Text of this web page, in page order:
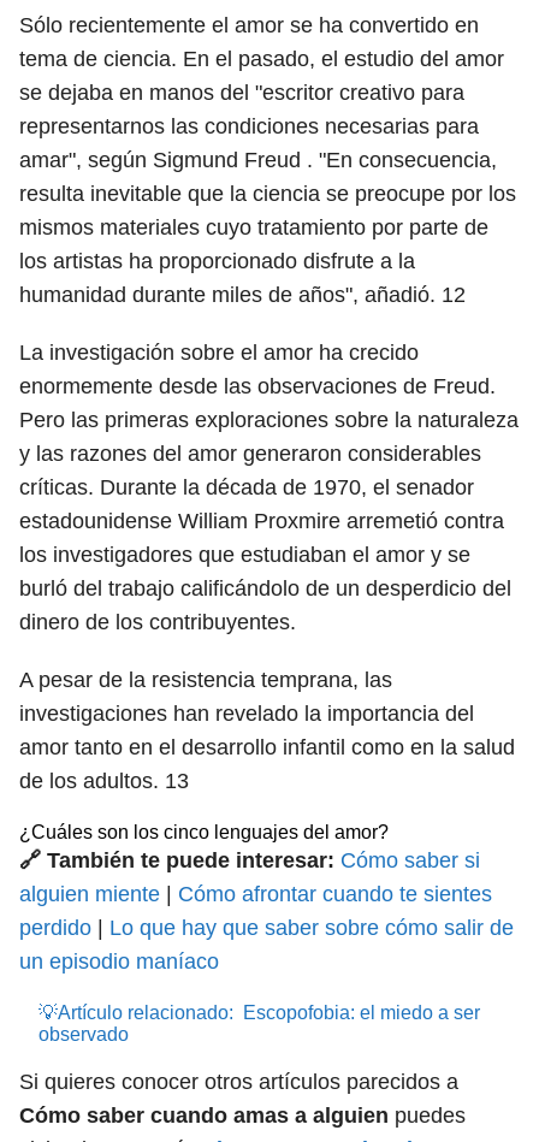
Sólo recientemente el amor se ha convertido en
tema de ciencia. En el pasado, el estudio del amor
se dejaba en manos del "escritor creativo para
representarnos las condiciones necesarias para
amar", según Sigmund Freud . "En consecuencia,
resulta inevitable que la ciencia se preocupe por los
mismos materiales cuyo tratamiento por parte de
los artistas ha proporcionado disfrute a la
humanidad durante miles de años", añadió. 12
La investigación sobre el amor ha crecido
enormemente desde las observaciones de Freud.
Pero las primeras exploraciones sobre la naturaleza
y las razones del amor generaron considerables
críticas. Durante la década de 1970, el senador
estadounidense William Proxmire arremetió contra
los investigadores que estudiaban el amor y se
burló del trabajo calificándolo de un desperdicio del
dinero de los contribuyentes.
A pesar de la resistencia temprana, las
investigaciones han revelado la importancia del
amor tanto en el desarrollo infantil como en la salud
de los adultos. 13
¿Cuáles son los cinco lenguajes del amor?
🔗 También te puede interesar: Cómo saber si
alguien miente
Cómo afrontar cuando te sientes
perdido
Lo que hay que saber sobre cómo salir de
un episodio maníaco
💡Artículo relacionado:
Escopofobia: el miedo a ser
observado
Si quieres conocer otros artículos parecidos a
Cómo saber cuando amas a alguien puedes